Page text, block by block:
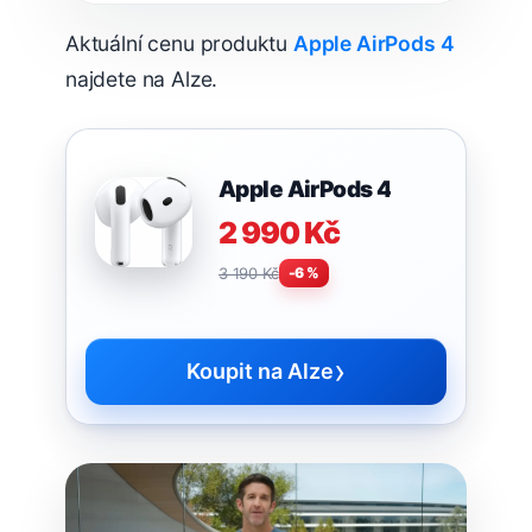
Aktuální cenu produktu Apple AirPods 4
najdete na Alze.
Apple AirPods 4
2 990 Kč
3 190 Kč -6 %
Koupit na Alze›